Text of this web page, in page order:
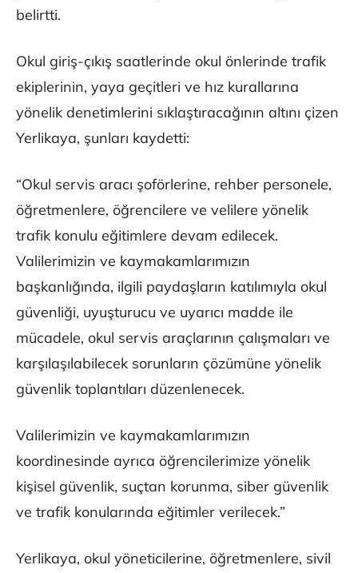
belirtti.
Okul giriş-çıkış saatlerinde okul önlerinde trafik
ekiplerinin, yaya geçitleri ve hız kurallarına
yönelik denetimlerini sıklaştıracağının altını çizen
Yerlikaya, şunları kaydetti:
“Okul servis aracı şoförlerine, rehber personele,
öğretmenlere, öğrencilere ve velilere yönelik
trafik konulu eğitimlere devam edilecek.
Valilerimizin ve kaymakamlarımızın
başkanlığında, ilgili paydaşların katılımıyla okul
güvenliği, uyuşturucu ve uyarıcı madde ile
mücadele, okul servis araçlarının çalışmaları ve
karşılaşılabilecek sorunların çözümüne yönelik
güvenlik toplantıları düzenlenecek.
Valilerimizin ve kaymakamlarımızın
koordinesinde ayrıca öğrencilerimize yönelik
kişisel güvenlik, suçtan korunma, siber güvenlik
ve trafik konularında eğitimler verilecek.”
Yerlikaya, okul yöneticilerine, öğretmenlere, sivil